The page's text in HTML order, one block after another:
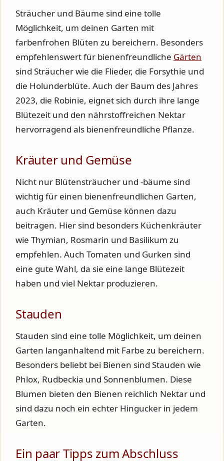
Sträucher und Bäume sind eine tolle
Möglichkeit, um deinen Garten mit
farbenfrohen Blüten zu bereichern. Besonders
empfehlenswert für bienenfreundliche Gärten
sind Sträucher wie die Flieder, die Forsythie und
die Holunderblüte. Auch der Baum des Jahres
2023, die Robinie, eignet sich durch ihre lange
Blütezeit und den nährstoffreichen Nektar
hervorragend als bienenfreundliche Pflanze.
Kräuter und Gemüse
Nicht nur Blütensträucher und -bäume sind
wichtig für einen bienenfreundlichen Garten,
auch Kräuter und Gemüse können dazu
beitragen. Hier sind besonders Küchenkräuter
wie Thymian, Rosmarin und Basilikum zu
empfehlen. Auch Tomaten und Gurken sind
eine gute Wahl, da sie eine lange Blütezeit
haben und viel Nektar produzieren.
Stauden
Stauden sind eine tolle Möglichkeit, um deinen
Garten langanhaltend mit Farbe zu bereichern.
Besonders beliebt bei Bienen sind Stauden wie
Phlox, Rudbeckia und Sonnenblumen. Diese
Blumen bieten den Bienen reichlich Nektar und
sind dazu noch ein echter Hingucker in jedem
Garten.
Ein paar Tipps zum Abschluss